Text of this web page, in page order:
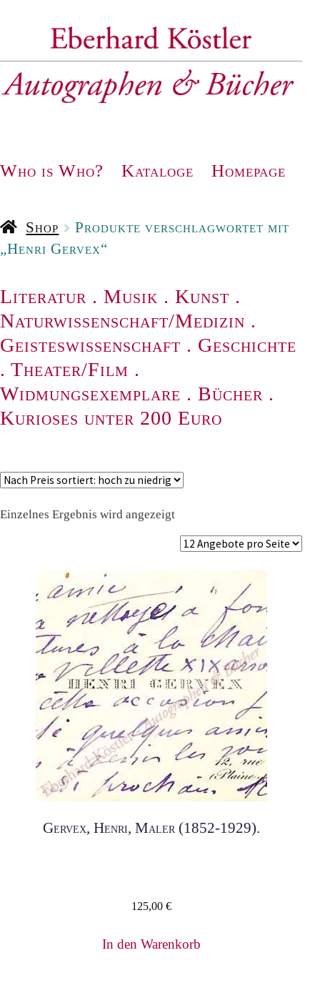
Navigation
Who is Who? Kataloge Homepage
Shop
Produkte verschlagwortet mit
„Henri Gervex“
Literatur . Musik . Kunst .
Naturwissenschaft/Medizin .
Geisteswissenschaft . Geschichte
. Theater/Film .
Widmungsexemplare . Bücher .
Kurioses unter 200 Euro
Einzelnes Ergebnis wird angezeigt
Gervex, Henri, Maler (1852-1929).
125,00 €
In den Warenkorb